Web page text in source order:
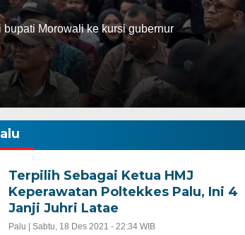
Morowali ke kursi gubernur
Terpilih Sebagai Ketua HMJ
Keperawatan Poltekkes Palu, Ini 4
Janji Juhri Latae
Palu | Sabtu, 18 Des 2021 - 22:34 WIB